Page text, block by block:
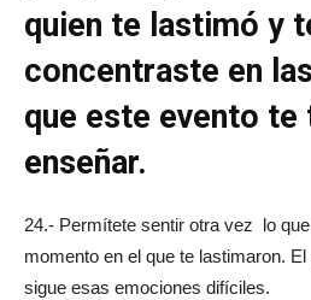
quien te lastimó y
concentraste en
que este evento te
enseñar.
24.- Permítete sentir otra vez lo
momento en el que te lastimaron.
sigue esas emociones difíciles.